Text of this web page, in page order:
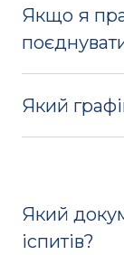
Якщо я
можете
Який
Який
іспитів?